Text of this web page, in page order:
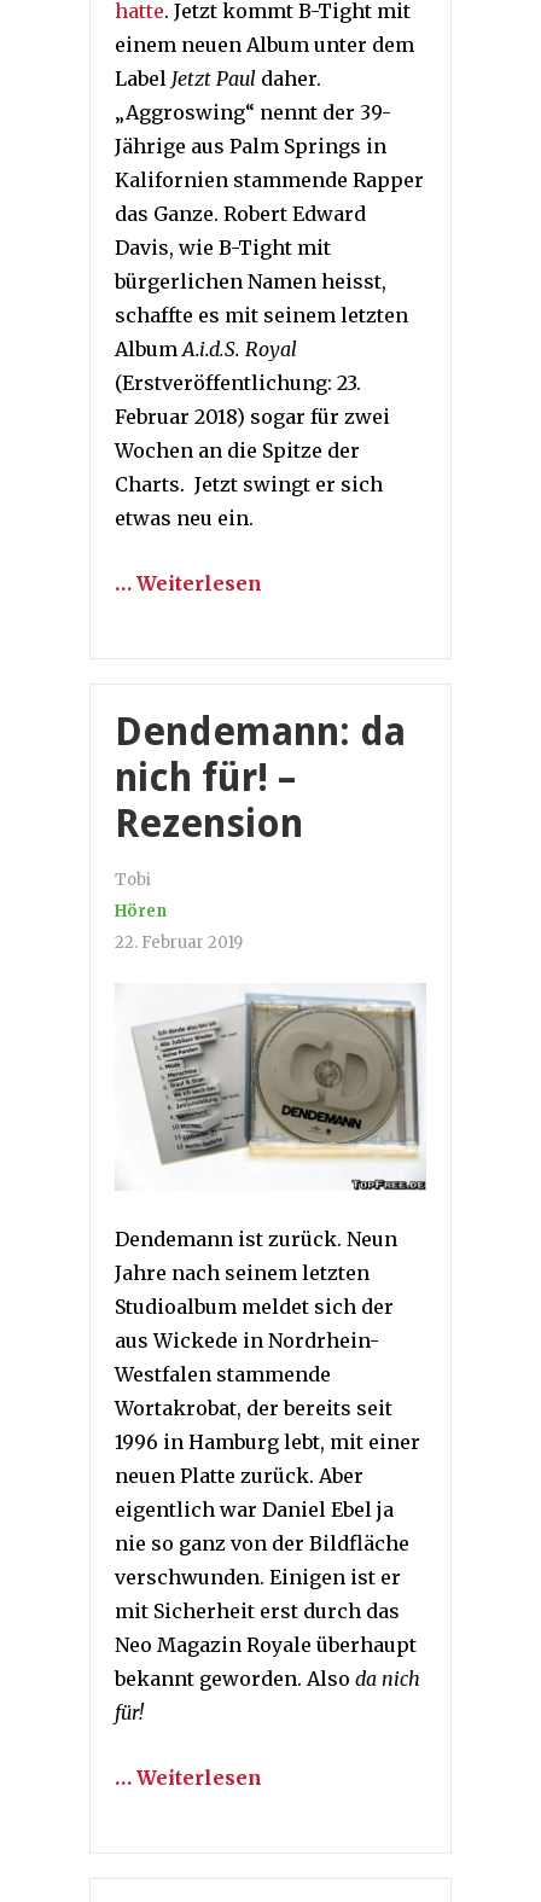
hatte. Jetzt kommt B-Tight mit
einem neuen Album unter dem
Label Jetzt Paul daher.
„Aggroswing“ nennt der 39-
Jährige aus Palm Springs in
Kalifornien stammende Rapper
das Ganze. Robert Edward
Davis, wie B-Tight mit
bürgerlichen Namen heisst,
schaffte es mit seinem letzten
AlbumA.i.d.S. Royal
(Erstveröffentlichung: 23.
Februar 2018) sogar für zwei
Wochen an die Spitze der
Charts. Jetzt swingt er sich
etwas neu ein.
… Weiterlesen
Dendemann: da
nich für! –
Rezension
Tobi
Hören
22. Februar 2019
Dendemann ist zurück. Neun
Jahre nach seinem letzten
Studioalbum meldet sich der
aus Wickede in Nordrhein-
Westfalen stammende
Wortakrobat, der bereits seit
1996 in Hamburg lebt, mit einer
neuen Platte zurück. Aber
eigentlich war Daniel Ebel ja
nie so ganz von der Bildfläche
verschwunden. Einigen ist er
mit Sicherheit erst durch das
Neo Magazin Royale überhaupt
bekannt geworden. Also da nich
für!
… Weiterlesen